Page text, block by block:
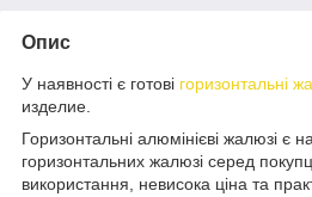
Опис
У наявності є готові горизонтальні
изделие.
Горизонтальні алюмінієві жалюзі є
горизонтальних жалюзі серед
використання, невисока ціна та